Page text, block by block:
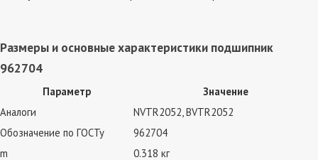
Размеры и основные характеристики подшипник
962704
Параметр
Значение
Аналоги
NVTR2052, BVTR2052
Обозначение по ГОСТу
962704
m
0.318 кг